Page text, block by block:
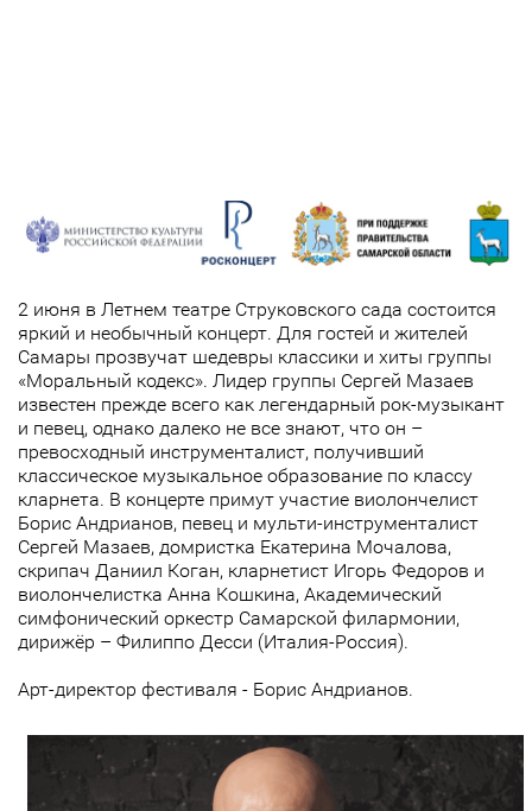
2 июня в Летнем театре Струковского сада состоится
яркий и необычный концерт. Для гостей и жителей
Самары прозвучат шедевры классики и хиты группы
«Моральный кодекс». Лидер группы Сергей Мазаев
известен прежде всего как легендарный рок-музыкант
и певец, однако далеко не все знают, что он –
превосходный инструменталист, получивший
классическое музыкальное образование по классу
кларнета. В концерте примут участие виолончелист
Борис Андрианов, певец и мульти-инструменталист
Сергей Мазаев, домристка Екатерина Мочалова,
скрипач Даниил Коган, кларнетист Игорь Федоров и
виолончелистка Анна Кошкина, Академический
симфонический оркестр Самарской филармонии,
дирижёр – Филиппо Десси (Италия-Россия).
Арт-директор фестиваля - Борис Андрианов.